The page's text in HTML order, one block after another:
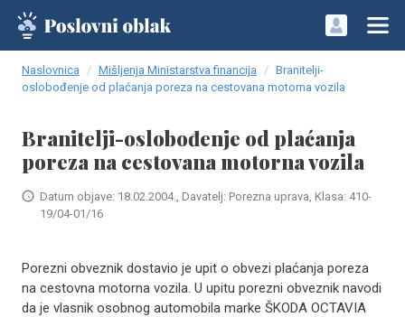
Naslovnica Mišljenja Ministarstva financija
Branitelji-
oslobođenje od plaćanja poreza na cestovana motorna vozila
Branitelji-oslobođenje od plaćanja
poreza na cestovana motorna vozila
Datum objave: 18.02.2004., Davatelj: Porezna uprava, Klasa: 410-
19/04-01/16
Porezni obveznik dostavio je upit o obvezi plaćanja poreza
na cestovna motorna vozila. U upitu porezni obveznik navodi
da je vlasnik osobnog automobila marke ŠKODA OCTAVIA